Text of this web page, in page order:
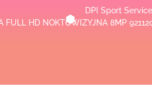
DPI Sport Service
FULL HD NOKTOWIZYJNA 8MP